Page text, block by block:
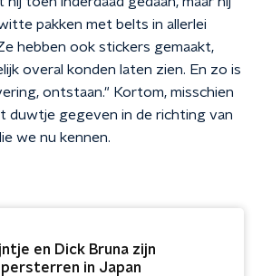
pakken met belts in allerlei
hebben ook stickers gemaakt,
overal konden laten zien. En zo is
ontstaan." Kortom, misschien
duwtje gegeven in de richting van
we nu kennen.
en Dick Bruna zijn
in Japan